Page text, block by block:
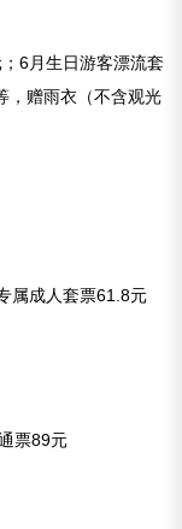
6月生日游客漂流套
，赠雨衣（不含观光
属成人套票61.8元
票89元